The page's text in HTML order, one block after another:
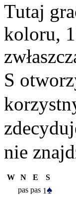
Tutaj
koloru,
S
nie
W N E
S
pas pas 1♠